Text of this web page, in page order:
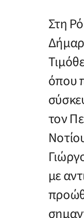
Στη
όπου
τον
με